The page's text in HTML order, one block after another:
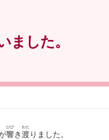
ました。
響
ひび
き渡
わた
りました。